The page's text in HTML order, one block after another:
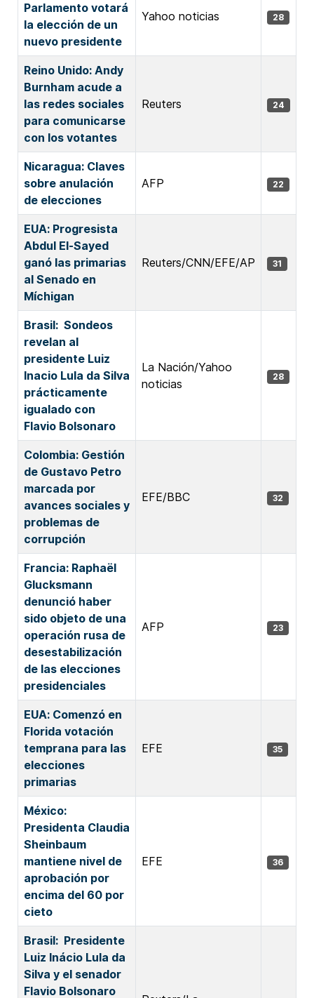
Parlamento votará
la elección de un
nuevo presidente
Yahoo noticias 28
Reino Unido: Andy
‌Burnham acude a
las redes sociales
para comunicarse
con los votantes
Reuters 24
Nicaragua: Claves
sobre anulación
de elecciones
AFP 22
EUA: Progresista
Abdul El-Sayed
ganó las primarias
al Senado ‌en
Míchigan
Reuters/CNN/EFE/AP 31
Brasil: Sondeos
revelan al
presidente Luiz
Inacio Lula da Silva
prácticamente
igualado con
Flavio Bolsonaro
La Nación/Yahoo
noticias
28
Colombia: Gestión
de Gustavo Petro
marcada por
avances sociales y
problemas de
corrupción
EFE/BBC 32
Francia: Raphaël
Glucksmann
denunció haber
sido objeto de una
operación rusa de
desestabilización
de las elecciones
presidenciales
AFP 23
EUA: Comenzó en
Florida votación
temprana para las
elecciones
primarias
EFE 35
México:
Presidenta Claudia
Sheinbaum
mantiene nivel de
aprobación por
encima del 60 por
cieto
EFE 36
Brasil: Presidente
Luiz Inácio Lula da
Silva y el senador
Flavio ‌Bolsonaro